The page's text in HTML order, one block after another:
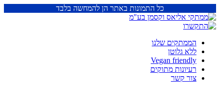
כל התמונות באתר הן להמחשה בלבד
הממתקים שלנו
ללא גלוטן
Vegan friendly
רעיונות מתוקים
צור קשר